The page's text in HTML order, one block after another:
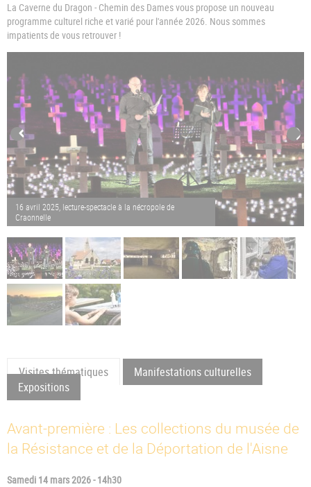
La Caverne du Dragon - Chemin des Dames vous propose un nouveau
programme culturel riche et varié pour l'année 2026. Nous sommes
impatients de vous retrouver !
16 avril 2025, lecture-spectacle à la nécropole de
Craonnelle
Visites thématiques
Manifestations culturelles
Expositions
Avant-première : Les collections du musée de
la Résistance et de la Déportation de l'Aisne
Samedi 14 mars 2026 - 14h30